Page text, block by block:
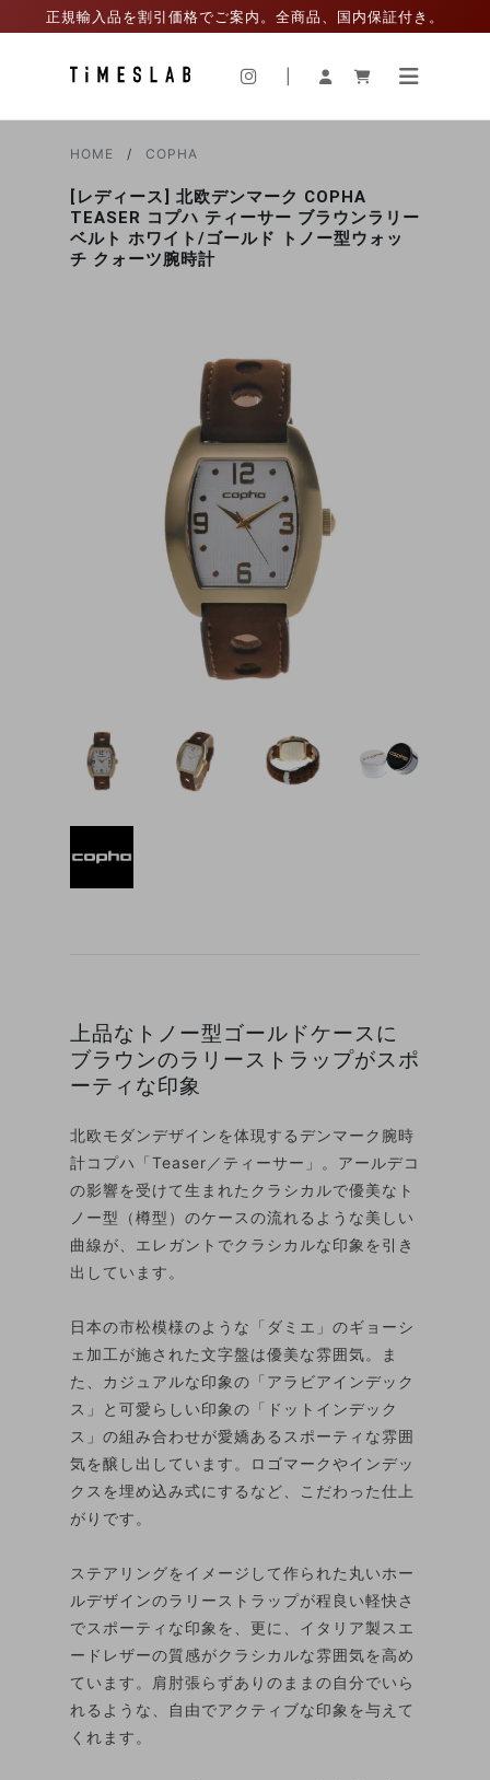
正規輸入品を割引価格でご案内。全商品、国内保証付き。
HOME COPHA
[レディース] 北欧デンマーク COPHA
TEASER コプハ ティーサー ブラウンラリー
ベルト ホワイト/ゴールド トノー型ウォッ
チ クォーツ腕時計
上品なトノー型ゴールドケースに
ブラウンのラリーストラップがスポ
ーティな印象
北欧モダンデザインを体現するデンマーク腕時
計コプハ「Teaser／ティーサー」。アールデコ
の影響を受けて生まれたクラシカルで優美なト
ノー型（樽型）のケースの流れるような美しい
曲線が、エレガントでクラシカルな印象を引き
出しています。
日本の市松模様のような「ダミエ」のギョーシ
ェ加工が施された文字盤は優美な雰囲気。ま
た、カジュアルな印象の「アラビアインデック
ス」と可愛らしい印象の「ドットインデック
ス」の組み合わせが愛嬌あるスポーティな雰囲
気を醸し出しています。ロゴマークやインデッ
クスを埋め込み式にするなど、こだわった仕上
がりです。
ステアリングをイメージして作られた丸いホー
ルデザインのラリーストラップが程良い軽快さ
でスポーティな印象を、更に、イタリア製スエ
ードレザーの質感がクラシカルな雰囲気を高め
ています。肩肘張らずありのままの自分でいら
れるような、自由でアクティブな印象を与えて
くれます。